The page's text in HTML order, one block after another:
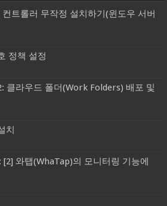
트롤러 무작정 설치하기(윈도우 서버
정책 설정
클라우드 폴더(Work Folders) 배포 및
치
와탭(WhaTap)의 모니터링 기능에